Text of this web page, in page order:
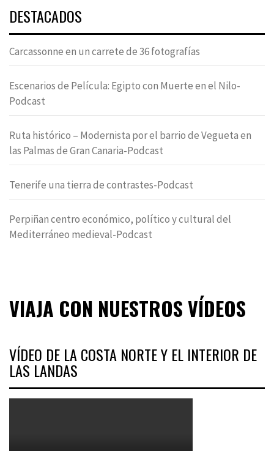
DESTACADOS
Carcassonne en un carrete de 36 fotografías
Escenarios de Película: Egipto con Muerte en el Nilo-
Podcast
Ruta histórico – Modernista por el barrio de Vegueta en
las Palmas de Gran Canaria-Podcast
Tenerife una tierra de contrastes-Podcast
Perpiñan centro económico, político y cultural del
Mediterráneo medieval-Podcast
VIAJA CON NUESTROS VÍDEOS
VÍDEO DE LA COSTA NORTE Y EL INTERIOR DE
LAS LANDAS